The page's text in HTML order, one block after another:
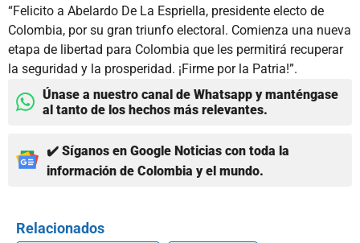
“Felicito a Abelardo De La Espriella, presidente electo de
Colombia, por su gran triunfo electoral. Comienza una nueva
etapa de libertad para Colombia que les permitirá recuperar
la seguridad y la prosperidad. ¡Firme por la Patria!”.
Únase a nuestro canal de Whatsapp y manténgase
al tanto de los hechos más relevantes.
✔️ Síganos en Google Noticias con toda la
información de Colombia y el mundo.
Relacionados